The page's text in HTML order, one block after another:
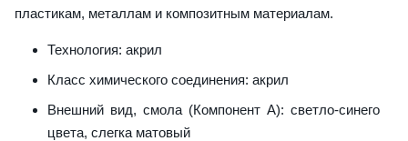
пластикам, металлам и композитным материалам.
Технология: акрил
Класс химического соединения: акрил
Внешний вид, смола (Компонент A): светло-синего
цвета, слегка матовый